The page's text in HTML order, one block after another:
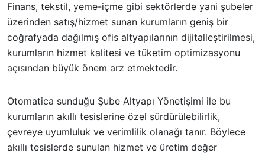
Finans, tekstil, yeme-içme gibi sektörlerde yani şubeler
üzerinden satış/hizmet sunan kurumların geniş bir
coğrafyada dağılmış ofis altyapılarının dijitalleştirilmesi,
kurumların hizmet kalitesi ve tüketim optimizasyonu
açısından büyük önem arz etmektedir.
Otomatica sunduğu Şube Altyapı Yönetişimi ile bu
kurumların akıllı tesislerine özel sürdürülebilirlik,
çevreye uyumluluk ve verimlilik olanağı tanır. Böylece
akıllı tesislerde sunulan hizmet ve üretim değer